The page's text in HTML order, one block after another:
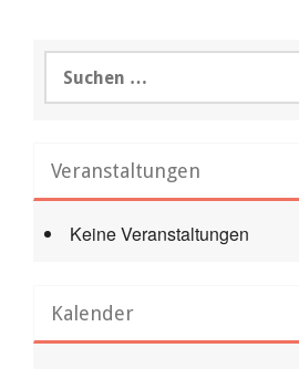
nach:
Veranstaltungen
Keine Veranstaltungen
Kalender